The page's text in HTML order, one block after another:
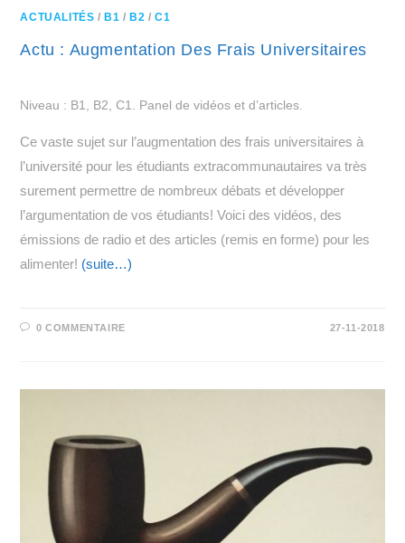
ACTUALITÉS /B1 /B2 /C1
Actu : Augmentation Des Frais Universitaires
Niveau : B1, B2, C1. Panel de vidéos et d’articles.
Ce vaste sujet sur l’augmentation des frais universitaires à
l’université pour les étudiants extracommunautaires va très
surement permettre de nombreux débats et développer
l’argumentation de vos étudiants! Voici des vidéos, des
émissions de radio et des articles (remis en forme) pour les
alimenter! (suite…)
0 COMMENTAIRE 27-11-2018